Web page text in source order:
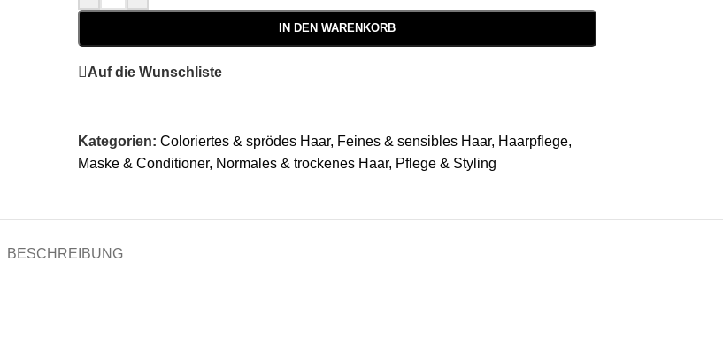
IN DEN WARENKORB
Auf die Wunschliste
Kategorien: Coloriertes & sprödes Haar, Feines & sensibles Haar, Haarpflege,
Maske & Conditioner, Normales & trockenes Haar, Pflege & Styling
BESCHREIBUNG